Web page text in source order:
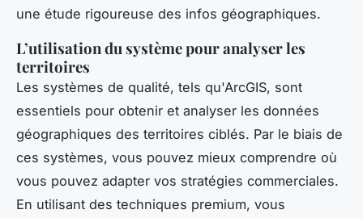
une étude rigoureuse des infos géographiques.
L’utilisation du système pour analyser les
territoires
Les systèmes de qualité, tels qu'ArcGIS, sont
essentiels pour obtenir et analyser les données
géographiques des territoires ciblés. Par le biais de
ces systèmes, vous pouvez mieux comprendre où
vous pouvez adapter vos stratégies commerciales.
En utilisant des techniques premium, vous